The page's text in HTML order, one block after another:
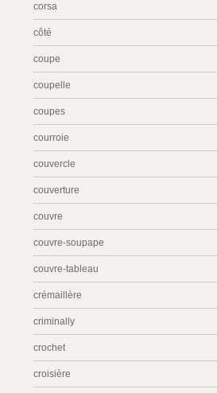
corsa
côté
coupe
coupelle
coupes
courroie
couvercle
couverture
couvre
couvre-soupape
couvre-tableau
crémaillère
criminally
crochet
croisière